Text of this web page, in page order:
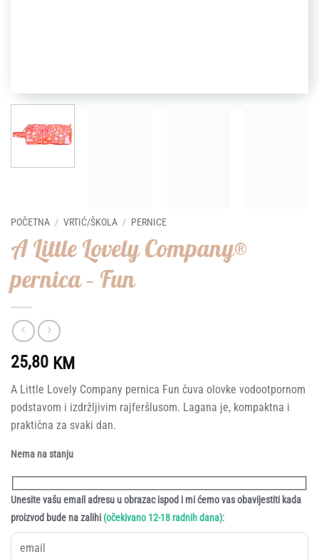
POČETNA / VRTIĆ/ŠKOLA / PERNICE
A Little Lovely Company®
pernica – Fun
25,80 KM
A Little Lovely Company pernica Fun čuva olovke vodootpornom
podstavom i izdržljivim rajferšlusom. Lagana je, kompaktna i
praktična za svaki dan.
Nema na stanju
Unesite vašu email adresu u obrazac ispod i mi ćemo vas obavijestiti kada
proizvod bude na zalihi (očekivano 12-18 radnih dana):